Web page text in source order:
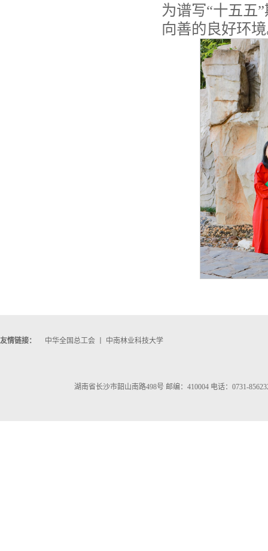
为谱写“十五五
向善的良好环
友情链接： 中华全国总工会 中南林业科技大学
湖南省长沙市韶山南路498号 邮编：410004 电话：0731-